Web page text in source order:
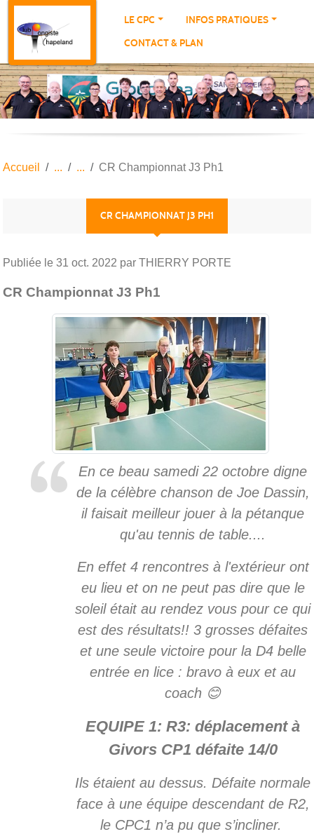
LE CPC
INFOS PRATIQUES
CONTACT & PLAN
Accueil CR Championnat J3 Ph1
CR CHAMPIONNAT J3 PH1
Publiée le 31 oct. 2022 par THIERRY PORTE
CR Championnat J3 Ph1
En ce beau samedi 22 octobre digne
de la célèbre chanson de Joe Dassin,
il faisait meilleur jouer à la pétanque
qu'au tennis de table....
En effet 4 rencontres à l'extérieur ont
eu lieu et on ne peut pas dire que le
soleil était au rendez vous pour ce qui
est des résultats!! 3 grosses défaites
et une seule victoire pour la D4 belle
entrée en lice : bravo à eux et au
coach 😊
EQUIPE 1: R3: déplacement à
Givors CP1 défaite 14/0
Ils étaient au dessus. Défaite normale
face à une équipe descendant de R2,
le CPC1 n’a pu que s’incliner.
Panneau de gestion des cookies